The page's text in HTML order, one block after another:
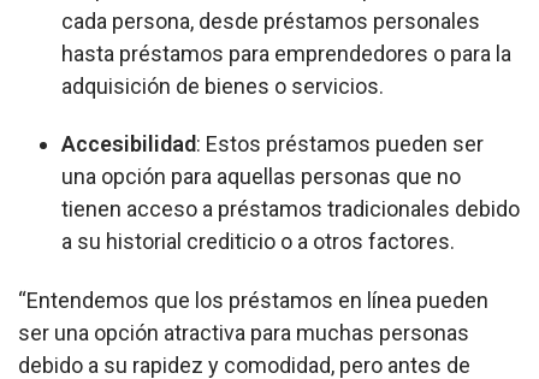
cada persona, desde préstamos personales
hasta préstamos para emprendedores o para la
adquisición de bienes o servicios.
Accesibilidad: Estos préstamos pueden ser
una opción para aquellas personas que no
tienen acceso a préstamos tradicionales debido
a su historial crediticio o a otros factores.
“Entendemos que los préstamos en línea pueden
ser una opción atractiva para muchas personas
debido a su rapidez y comodidad, pero antes de